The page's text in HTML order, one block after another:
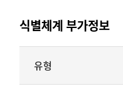
식별체계 부가정보
부가정보의
유형
유형